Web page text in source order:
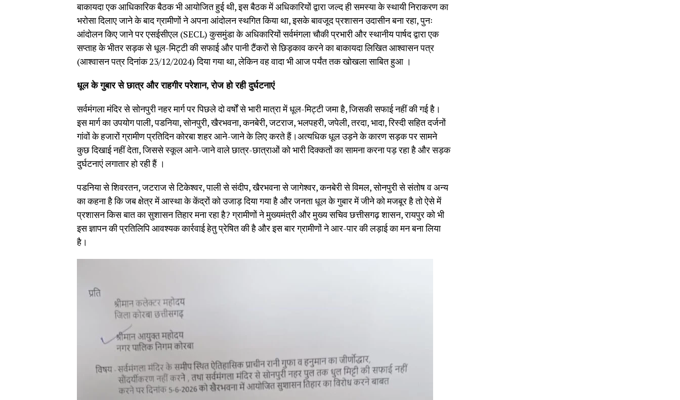
बाकायदा एक आधिकारिक बैठक भी आयोजित हुई थी, इस बैठक में अधिकारियों द्वारा जल्द ही समस्या के स्थायी निराकरण का
भरोसा दिलाए जाने के बाद ग्रामीणों ने अपना आंदोलन स्थगित किया था, इसके बावजूद प्रशासन उदासीन बना रहा, पुनः
आंदोलन किए जाने पर एसईसीएल (SECL) कुसमुंडा के अधिकारियों सर्वमंगला चौकी प्रभारी और स्थानीय पार्षद द्वारा एक
सप्ताह के भीतर सड़क से धूल-मिट्टी की सफाई और पानी टैंकरों से छिड़काव करने का बाकायदा लिखित आश्वासन पत्र
(आश्वासन पत्र दिनांक 23/12/2024) दिया गया था, लेकिन वह वादा भी आज पर्यंत तक खोखला साबित हुआ ।
धूल के गुबार से छात्र और राहगीर परेशान, रोज हो रही दुर्घटनाएं
सर्वमंगला मंदिर से सोनपुरी नहर मार्ग पर पिछले दो वर्षों से भारी मात्रा में धूल-मिट्टी जमा है, जिसकी सफाई नहीं की गई है।
इस मार्ग का उपयोग पाली, पडनिया, सोनपुरी, खैरभवना, कनबेरी, जटराज, भलपहरी, जपेली, तरदा, भादा, रिस्दी सहित दर्जनों
गांवों के हजारों ग्रामीण प्रतिदिन कोरबा शहर आने-जाने के लिए करते हैं।अत्यधिक धूल उड़ने के कारण सड़क पर सामने
कुछ दिखाई नहीं देता, जिससे स्कूल आने-जाने वाले छात्र-छात्राओं को भारी दिक्कतों का सामना करना पड़ रहा है और सड़क
दुर्घटनाएं लगातार हो रही हैं ।
पडनिया से शिवरतन, जटराज से टिकेश्वर, पाली से संदीप, खैरभवना से जागेश्वर, कनबेरी से विमल, सोनपुरी से संतोष व अन्य
का कहना है कि जब क्षेत्र में आस्था के केंद्रों को उजाड़ दिया गया है और जनता धूल के गुबार में जीने को मजबूर है तो ऐसे में
प्रशासन किस बात का सुशासन तिहार मना रहा है? ग्रामीणों ने मुख्यमंत्री और मुख्य सचिव छत्तीसगढ़ शासन, रायपुर को भी
इस ज्ञापन की प्रतिलिपि आवश्यक कार्रवाई हेतु प्रेषित की है और इस बार ग्रामीणों ने आर-पार की लड़ाई का मन बना लिया
है।